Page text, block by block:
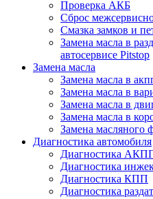
Проверка АКБ
Сброс
Смазка замков и
Замена масла в
автосервисе Pitstop
Замена масла
Замена масла в
Замена масла в
Замена масла в
Замена масла в
Замена масляного
Диагностика автомобиля
Диагностика
Диагностика
Диагностика КПП
Диагностика